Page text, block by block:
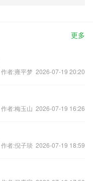
更多
作者:雍平梦 2026-07-19 20:20
作者:梅玉山 2026-07-19 16:26
作者:倪子琰 2026-07-19 18:59